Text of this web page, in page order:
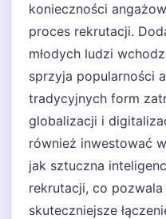
konieczności
proces rekrutacji.
młodych ludzi
sprzyja popularności
tradycyjnych form
globalizacji i
również inwestować
jak sztuczna
rekrutacji, co
skuteczniejsze